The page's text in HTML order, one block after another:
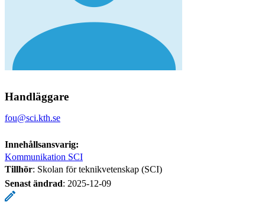
Handläggare
fou@sci.kth.se
Innehållsansvarig:
Kommunikation SCI
Tillhör: Skolan för teknikvetenskap (SCI)
Senast ändrad: 2025-12-09